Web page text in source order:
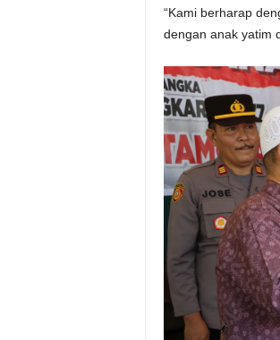
“Kami berharap
dengan anak yatim